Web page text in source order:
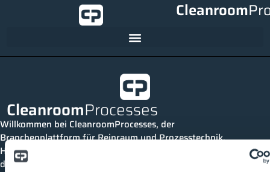
Cleanroom
CleanroomProcesses
Willkommen bei CleanroomProcesses, der
Branchenplattform für Reinraum und Prozesstechnik.
Hier bleibst du immer auf dem neuesten Stand, kannst
dich mit anderen verknüpfen und alle relevanten Themen